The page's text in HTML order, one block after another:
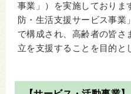
事業」）を実施しておりま
防・生活支援サービス事業
で構成され、高齢者の皆さ
立を支援することを目的と